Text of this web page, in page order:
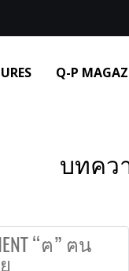
Q-P
บทคว
“ฅ” ฅน